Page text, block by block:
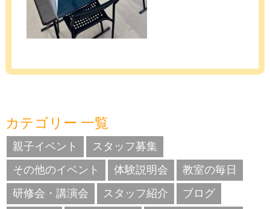
カテゴリー 一覧
親子イベント
スタッフ募集
その他のイベント
体験説明会
教室の毎日
研修会・講演会
スタッフ紹介
ブログ